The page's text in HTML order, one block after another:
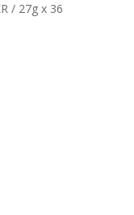
/ 27g x 36